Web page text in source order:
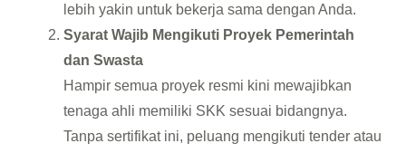
lebih yakin untuk bekerja sama dengan Anda.
Syarat Wajib Mengikuti Proyek Pemerintah
dan Swasta
Hampir semua proyek resmi kini mewajibkan
tenaga ahli memiliki SKK sesuai bidangnya.
Tanpa sertifikat ini, peluang mengikuti tender atau